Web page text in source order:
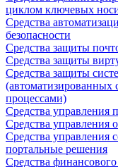
циклом ключевых
Средства
безопасности
Средства защиты
Средства защиты
Средства защиты
(автоматизированных
процессами)
Средства управления
Средства управления
Средства
портальные решения
Средства